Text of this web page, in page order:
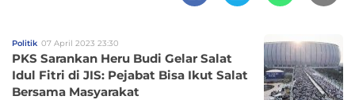
Politik 07 April 2023 23:30
PKS Sarankan Heru Budi Gelar Salat
Idul Fitri di JIS: Pejabat Bisa Ikut Salat
Bersama Masyarakat